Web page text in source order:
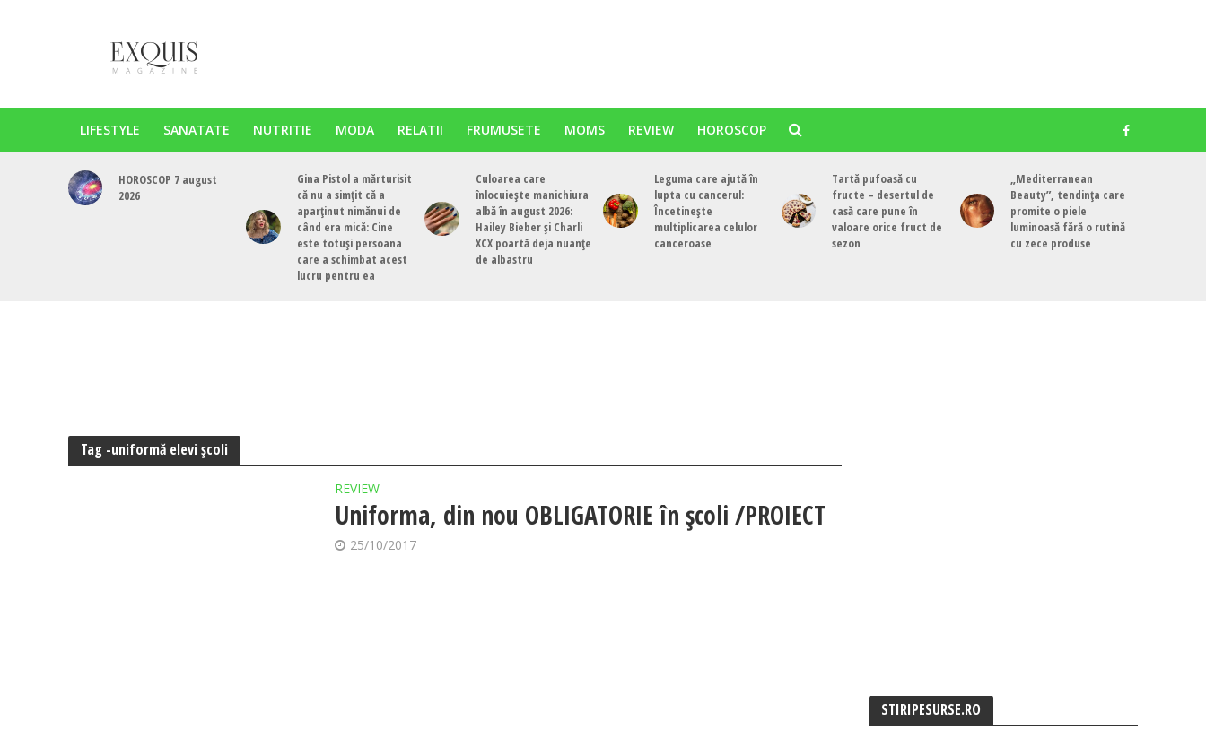
LIFESTYLE SANATATE NUTRITIE MODA RELATII FRUMUSETE MOMS REVIEW HOROSCOP
HOROSCOP 7 august
2026
Gina Pistol a mărturisit
că nu a simțit că a
aparținut nimănui de
când era mică: Cine
este totuși persoana
care a schimbat acest
lucru pentru ea
Culoarea care
înlocuiește manichiura
albă în august 2026:
Hailey Bieber și Charli
XCX poartă deja nuanțe
de albastru
Leguma care ajută în
lupta cu cancerul:
Încetinește
multiplicarea celulor
canceroase
Tartă pufoasă cu
fructe – desertul de
casă care pune în
valoare orice fruct de
sezon
„Mediterranean
Beauty”, tendința care
promite o piele
luminoasă fără o rutină
cu zece produse
Tag -uniformă elevi şcoli
REVIEW
Uniforma, din nou OBLIGATORIE în şcoli /PROIECT
25/10/2017
STIRIPESURSE.RO